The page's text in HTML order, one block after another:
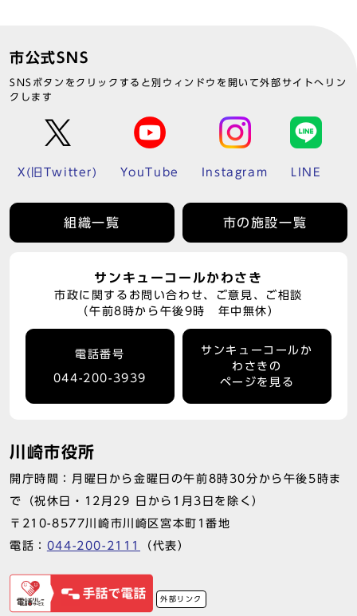
市公式SNS
SNSボタンをクリックすると別ウィンドウを開いて外部サイトへリン
クします
X(旧Twitter) YouTube Instagram LINE
組織一覧 市の施設一覧
サンキューコールかわさき
市政に関するお問い合わせ、ご意見、ご相談
（午前8時から午後9時 年中無休）
電話番号
044-200-3939
サンキューコールか
わさきの
ページを見る
川崎市役所
開庁時間：月曜日から金曜日の午前8時30分から午後5時ま
で（祝休日・12月29 日から1月3日を除く）
〒210-8577川崎市川崎区宮本町1番地
電話： 044-200-2111 （代表）
外部リンク